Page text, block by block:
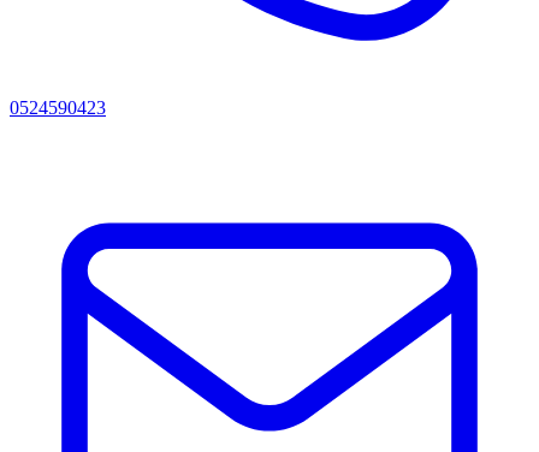
0524590423